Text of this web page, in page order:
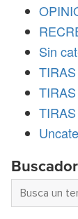
Sin
Buscador